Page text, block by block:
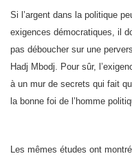
Si l’argent dans la politique
exigences démocratiques, il
pas déboucher sur une
Hadj Mbodj. Pour sûr,
à un mur de secrets qui fait
la bonne foi de l’homme
Les mêmes études ont